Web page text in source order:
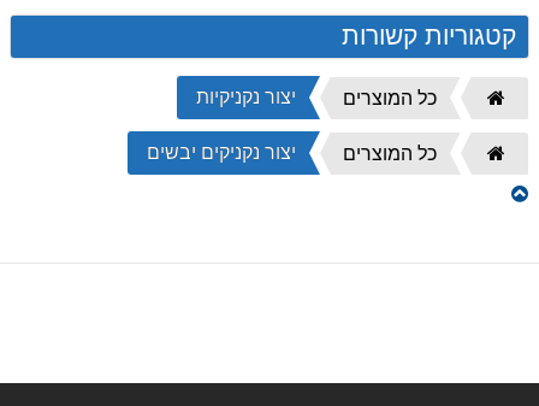
קטגוריות קשורות
דף
הבית
כל המוצרים יצור נקניקיות
דף
הבית
כל המוצרים יצור נקניקים יבשים